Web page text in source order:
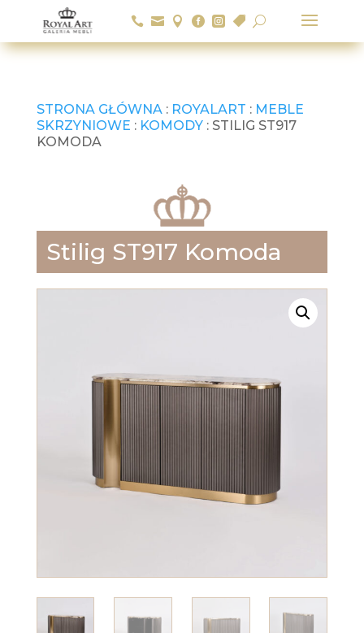
      U
STRONA GŁÓWNA: ROYALART : MEBLE
SKRZYNIOWE : KOMODY: STILIG ST917
KOMODA
Stilig ST917 Komoda